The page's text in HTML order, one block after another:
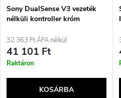
Sony DualSense V3 vezeték
nélküli kontroller króm
32 363 Ft ÁFA nélkül
41 101 Ft
Raktáron
KOSÁRBA